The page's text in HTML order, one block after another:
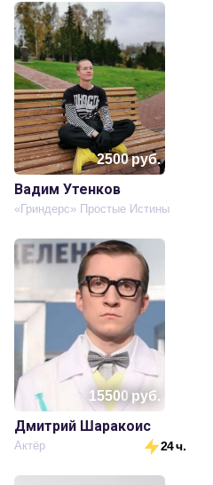
2500руб.
Вадим Утенков
«Гриндерс» Простые Истины
15500 руб.
Дмитрий Шаракоис
Актёр 24 ч.